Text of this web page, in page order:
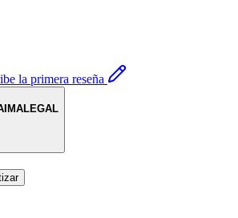
la primera reseña